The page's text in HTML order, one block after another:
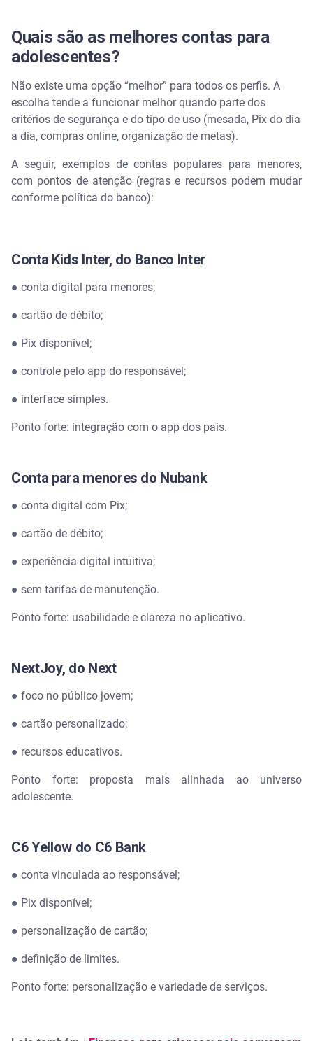
Quais são as melhores contas para
adolescentes?
Não existe uma opção “melhor” para todos os perfis. A
escolha tende a funcionar melhor quando parte dos
critérios de segurança e do tipo de uso (mesada, Pix do dia
a dia, compras online, organização de metas).
A seguir, exemplos de contas populares para menores,
com pontos de atenção (regras e recursos podem mudar
conforme política do banco):
Conta Kids Inter, do Banco Inter
● conta digital para menores;
● cartão de débito;
● Pix disponível;
● controle pelo app do responsável;
● interface simples.
Ponto forte: integração com o app dos pais.
Conta para menores do Nubank
● conta digital com Pix;
● cartão de débito;
● experiência digital intuitiva;
● sem tarifas de manutenção.
Ponto forte: usabilidade e clareza no aplicativo.
NextJoy, do Next
● foco no público jovem;
● cartão personalizado;
● recursos educativos.
Ponto forte: proposta mais alinhada ao universo
adolescente.
C6 Yellow do C6 Bank
● conta vinculada ao responsável;
● Pix disponível;
● personalização de cartão;
● definição de limites.
Ponto forte: personalização e variedade de serviços.